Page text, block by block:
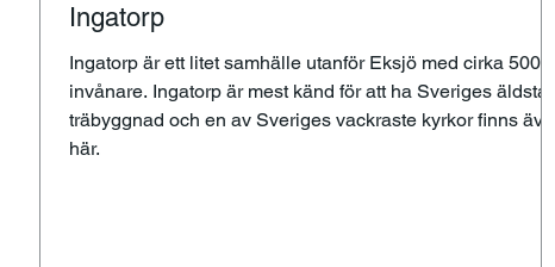
Ingatorp
Ingatorp är ett litet samhälle utanför Eksjö med cirka 500
invånare. Ingatorp är mest känd för att ha Sveriges äldsta
träbyggnad och en av Sveriges vackraste kyrkor finns även
här.